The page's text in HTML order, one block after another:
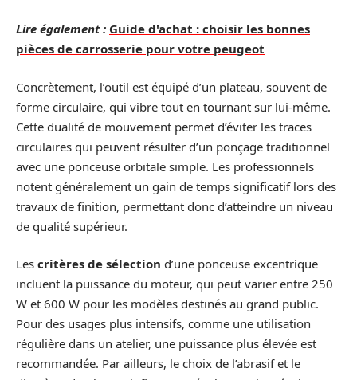
Lire également : Guide d'achat : choisir les bonnes
pièces de carrosserie pour votre peugeot
Concrètement, l’outil est équipé d’un plateau, souvent de
forme circulaire, qui vibre tout en tournant sur lui-même.
Cette dualité de mouvement permet d’éviter les traces
circulaires qui peuvent résulter d’un ponçage traditionnel
avec une ponceuse orbitale simple. Les professionnels
notent généralement un gain de temps significatif lors des
travaux de finition, permettant donc d’atteindre un niveau
de qualité supérieur.
Les critères de sélection d’une ponceuse excentrique
incluent la puissance du moteur, qui peut varier entre 250
W et 600 W pour les modèles destinés au grand public.
Pour des usages plus intensifs, comme une utilisation
régulière dans un atelier, une puissance plus élevée est
recommandée. Par ailleurs, le choix de l’abrasif et le